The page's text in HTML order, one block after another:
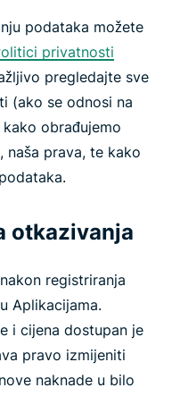
podataka možete
privatnosti
pregledajte sve
(ako se odnosi na
obrađujemo
naša prava, te kako
otkazivanja
registriranja
Aplikacijama.
i cijena dostupan je
pravo izmijeniti
naknade u bilo